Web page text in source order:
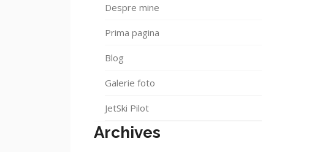
Despre mine
Prima pagina
Blog
Galerie foto
JetSki Pilot
Archives